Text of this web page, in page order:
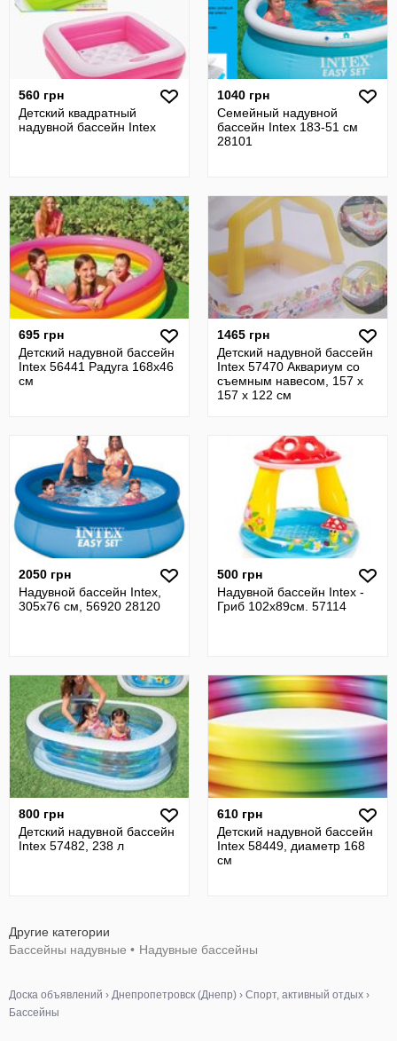
560 грн
Детский квадратный
надувной бассейн Intex
1040 грн
Семейный надувной
бассейн Intex 183-51 см
28101
695 грн
Детский надувной бассейн
Intex 56441 Радуга 168х46
см
1465 грн
Детский надувной бассейн
Intex 57470 Аквариум со
съемным навесом, 157 х
157 х 122 см
2050 грн
Надувной бассейн Intex,
305х76 см, 56920 28120
500 грн
Надувной бассейн Intex -
Гриб 102х89см. 57114
800 грн
Детский надувной бассейн
Intex 57482, 238 л
610 грн
Детский надувной бассейн
Intex 58449, диаметр 168
см
Другие категории
Бассейны надувные • Надувные бассейны
Доска объявлений › Днепропетровск (Днепр) › Спорт, активный отдых ›
Бассейны